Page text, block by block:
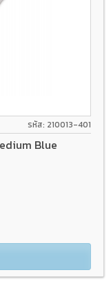
รหัส: 210013-401
Blue